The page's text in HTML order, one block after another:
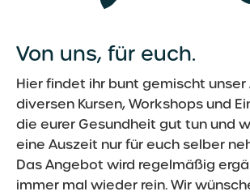
Von uns, für euch.
Hier findet ihr bunt gemischt
diversen Kursen, Workshops und
die eurer Gesundheit gut tun und
eine Auszeit nur für euch selber
Das Angebot wird regelmäßig
immer mal wieder rein. Wir